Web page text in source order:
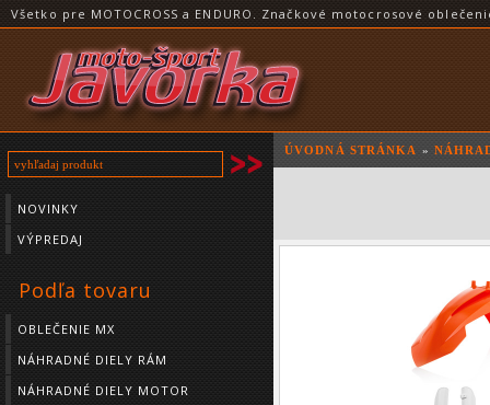
Všetko pre MOTOCROSS a ENDURO. Značkové motocrosové
NOVINKY
VÝPREDAJ
Podľa tovaru
OBLEČENIE MX
NÁHRADNÉ DIELY RÁM
NÁHRADNÉ DIELY MOTOR
ÚVODNÁ STRÁNKA »